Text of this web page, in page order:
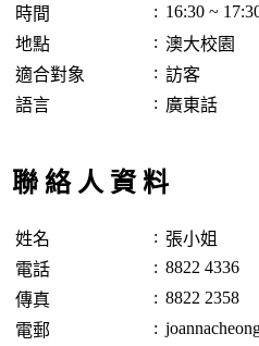
時間
: 16:30 ~
地點
: 澳大校園
適合對象
: 訪客
語言
: 廣東話
聯 絡 人 資 料
姓名 : 張小姐
電話
: 8822 4336
傳真
: 8822 2358
電郵
: